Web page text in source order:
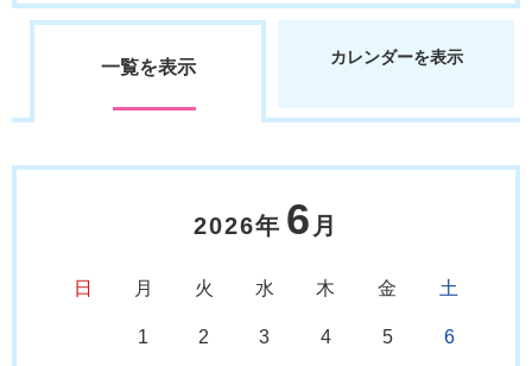
一覧を表示 カレンダーを表示
2026年 6 月
日 月 火 水 木 金 土
1 2 3 4 5 6